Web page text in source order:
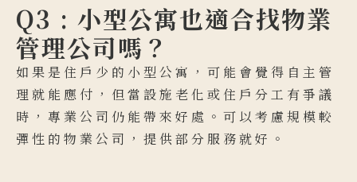
Q3 : 小型公寓也適合找物業
管理公司嗎？
如果是住戶少的小型公寓，可能會覺得自主管
理就能應付，但當設施老化或住戶分工有爭議
時，專業公司仍能帶來好處。可以考慮規模較
彈性的物業公司，提供部分服務就好。